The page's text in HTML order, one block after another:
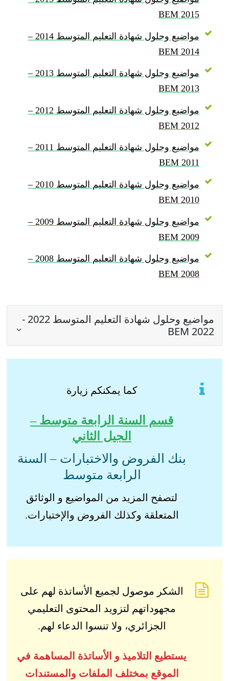
BEM 2015
مواضيع وحلول شهادة التعليم المتوسط 2014 –
BEM 2014
مواضيع وحلول شهادة التعليم المتوسط 2013 –
BEM 2013
مواضيع وحلول شهادة التعليم المتوسط 2012 –
BEM 2012
مواضيع وحلول شهادة التعليم المتوسط 2011 –
BEM 2011
مواضيع وحلول شهادة التعليم المتوسط 2010 –
BEM 2010
مواضيع وحلول شهادة التعليم المتوسط 2009 –
BEM 2009
مواضيع وحلول شهادة التعليم المتوسط 2008 –
BEM 2008
مواضيع وحلول شهادة التعليم المتوسط 2022 -
BEM 2022
كما يمكنكم زيارة
قسم السنة الرابعة متوسط –
الجيل الثاني
بنك الفروض والاختبارات – السنة
الرابعة متوسط
لتصفح المزيد من المواضيع و الوثائق
المتعلقة وكذلك الفروض والإختبارات.
الشكر موصول لجميع الأساتذة لهم على
مجهوداتهم لتزويد المحتوى التعليمي
الجزائري، ولا تنسوا الدعاء لهم.
يستطيع التلاميذ و الأساتذة المساهمة في
الموقع بمختلف الملفات والمستندات